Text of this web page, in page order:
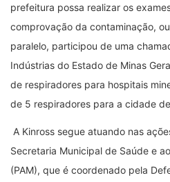
prefeitura possa realizar os
comprovação da contaminação,
paralelo, participou de uma
Indústrias do Estado de Minas
de respiradores para hospitais
de 5 respiradores para a cidade
A Kinross segue atuando nas
Secretaria Municipal de Saúde e
(PAM), que é coordenado pela